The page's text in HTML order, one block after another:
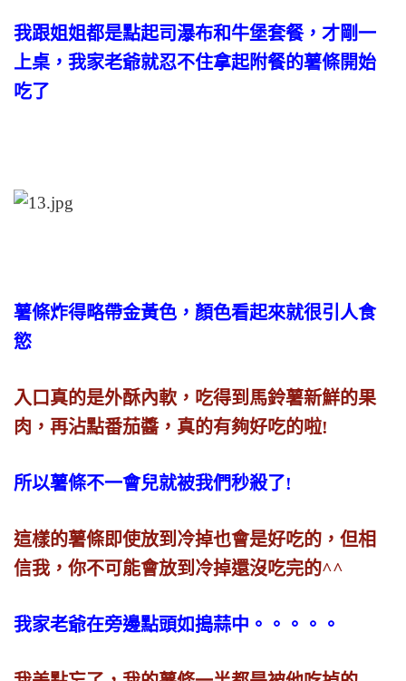
我跟姐姐都是點起司瀑布和牛堡套餐，才剛一
上桌，我家老爺就忍不住拿起附餐的薯條開始
吃了
薯條炸得略帶金黃色，顏色看起來就很引人食
慾
入口真的是外酥內軟，吃得到馬鈴薯新鮮的果
肉，再沾點番茄醬，真的有夠好吃的啦!
所以薯條不一會兒就被我們秒殺了!
這樣的薯條即使放到冷掉也會是好吃的，但相
信我，你不可能會放到冷掉還沒吃完的^^
我家老爺在旁邊點頭如搗蒜中。。。。。